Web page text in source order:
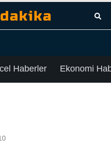
Haberler Ekonomi